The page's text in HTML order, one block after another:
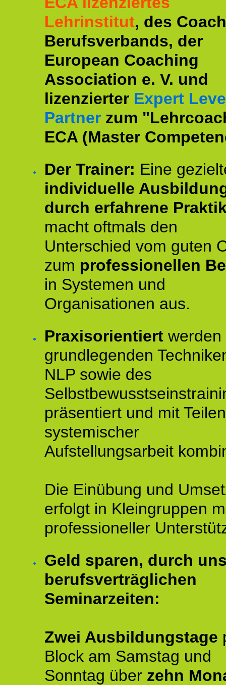
Lehrinstitut, des
Berufsverbands, der
European Coaching
Association e. V. und
lizenzierter Expert
Partner zum
ECA (Master
Der Trainer: Eine
individuelle
durch erfahrene
macht oftmals den
Unterschied vom guten
zum professionellen
in Systemen und
Organisationen aus.
Praxisorientiert werden
grundlegenden
NLP sowie des
präsentiert und mit Teilen
systemischer
Aufstellungsarbeit
Die Einübung und
erfolgt in Kleingruppen
professioneller
Geld sparen, durch
berufsverträglichen
Seminarzeiten:
Zwei Ausbildungstage
Block am Samstag und
Sonntag über zehn